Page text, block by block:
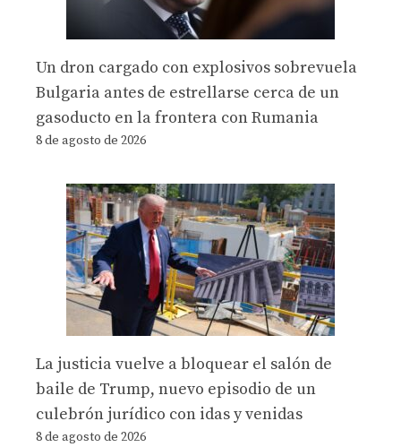
Un dron cargado con explosivos sobrevuela
Bulgaria antes de estrellarse cerca de un
gasoducto en la frontera con Rumania
8 de agosto de 2026
La justicia vuelve a bloquear el salón de
baile de Trump, nuevo episodio de un
culebrón jurídico con idas y venidas
8 de agosto de 2026